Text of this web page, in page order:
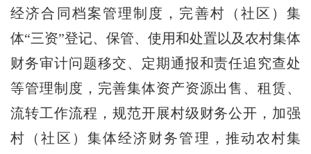
经济合同档案管理制度，完善村（社区）集
体“三资”登记、保管、使用和处置以及农村集体
财务审计问题移交、定期通报和责任追究查处
等管理制度，完善集体资产资源出售、租赁、
流转工作流程，规范开展村级财务公开，加强
村（社区）集体经济财务管理，推动农村集